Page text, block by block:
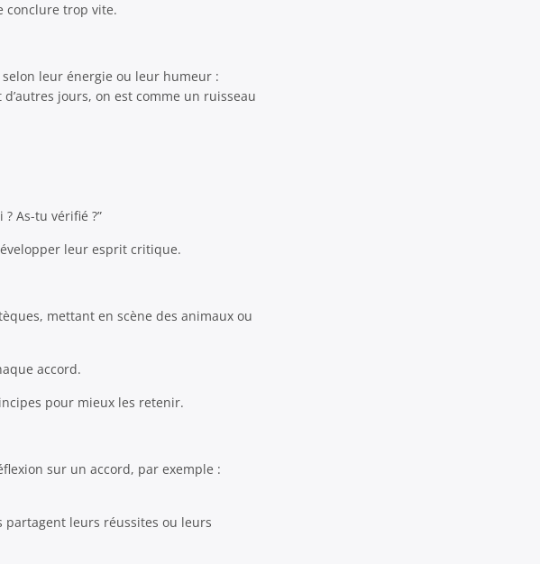
conclure trop vite.
leur énergie ou leur humeur :
jours, on est comme un ruisseau
As-tu vérifié ?”
leur esprit critique.
mettant en scène des animaux ou
accord.
pour mieux les retenir.
sur un accord, par exemple :
partagent leurs réussites ou leurs